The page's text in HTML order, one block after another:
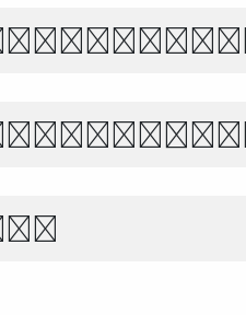
さびしき をがは
科技創新永無止